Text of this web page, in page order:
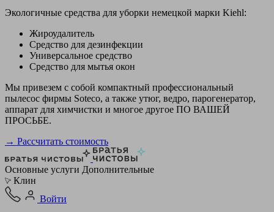
Экологичные средства для уборки немецкой марки Kiehl:
Жироудалитель
Средство для дезинфекции
Универсальное средство
Средство для мытья окон
Мы привезем с собой компактный профессиональный
пылесос фирмы Soteco, а также утюг, ведро, парогенератор,
аппарат для химчистки и многое другое ПО ВАШЕЙ
ПРОСЬБЕ.
→ Рассчитать стоимость
Основные услуги Дополнительные
Клин
Войти